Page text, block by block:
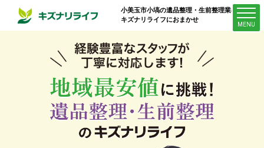
小美玉市小塙の遺品整理・生前整理業者は
キズナリライフにおまかせ